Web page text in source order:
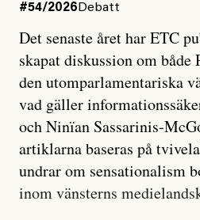
#54/2026 Debatt
Det senaste året har ETC
skapat diskussion om både
den utomparlamentariska
vad gäller
och Ninïan Sassarinis-
artiklarna baseras på
undrar om sensationalism
inom vänsterns